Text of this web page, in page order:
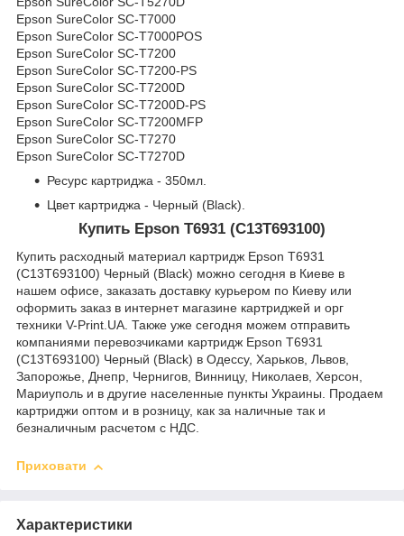
Epson SureColor SC-T7000
Epson SureColor SC-T7000POS
Epson SureColor SC-T7200
Epson SureColor SC-T7200-PS
Epson SureColor SC-T7200D
Epson SureColor SC-T7200D-PS
Epson SureColor SC-T7200MFP
Epson SureColor SC-T7270
Epson SureColor SC-T7270D
Ресурс картриджа - 350мл.
Цвет картриджа - Черный (Black).
Купить Epson T6931 (C13T693100)
Купить расходный материал картридж Epson T6931
(C13T693100) Черный (Black) можно сегодня в Киеве в
нашем офисе, заказать доставку курьером по Киеву или
оформить заказ в интернет магазине картриджей и орг
техники V-Print.UA. Также уже сегодня можем отправить
компаниями перевозчиками картридж Epson T6931
(C13T693100) Черный (Black) в Одессу, Харьков, Львов,
Запорожье, Днепр, Чернигов, Винницу, Николаев, Херсон,
Мариуполь и в другие населенные пункты Украины. Продаем
картриджи оптом и в розницу, как за наличные так и
безналичным расчетом с НДС.
Приховати
Характеристики